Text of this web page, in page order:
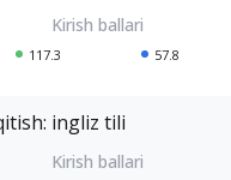
117.3 57.8
ingliz tili